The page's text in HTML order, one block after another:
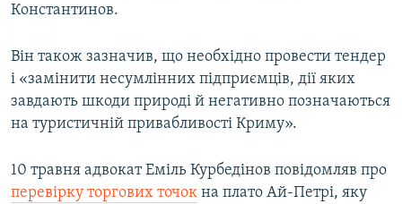
Константинов.
Він також зазначив, що необхідно провести тендер
і «замінити несумлінних підприємців, дії яких
завдають шкоди природі й негативно позначаються
на туристичній привабливості Криму».
10 травня адвокат Еміль Курбедінов повідомляв про
перевірку торгових точок на плато Ай-Петрі, яку